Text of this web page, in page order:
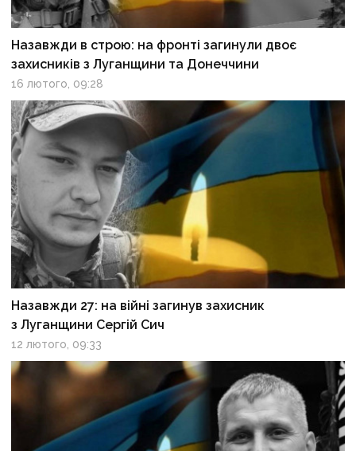
Назавжди в строю: на фронті загинули двоє
захисників з Луганщини та Донеччини
16 лютого, 09:28
Назавжди 27: на війні загинув захисник
з Луганщини Сергій Сич
12 лютого, 09:33